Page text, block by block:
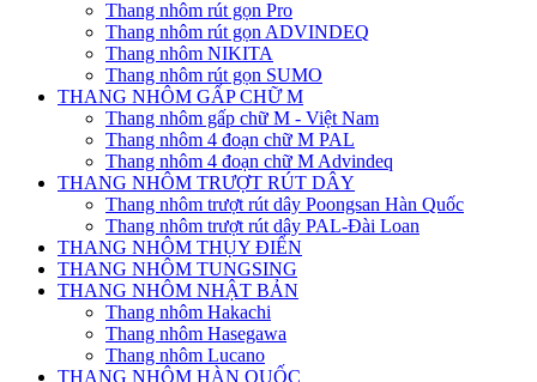
Thang nhôm rút gọn Pro
Thang nhôm rút gọn ADVINDEQ
Thang nhôm NIKITA
Thang nhôm rút gọn SUMO
THANG NHÔM GẤP CHỮ M
Thang nhôm gấp chữ M - Việt Nam
Thang nhôm 4 đoạn chữ M PAL
Thang nhôm 4 đoạn chữ M Advindeq
THANG NHÔM TRƯỢT RÚT DÂY
Thang nhôm trượt rút dây Poongsan Hàn Quốc
Thang nhôm trượt rút dây PAL-Đài Loan
THANG NHÔM THỤY ĐIỂN
THANG NHÔM TUNGSING
THANG NHÔM NHẬT BẢN
Thang nhôm Hakachi
Thang nhôm Hasegawa
Thang nhôm Lucano
THANG NHÔM HÀN QUỐC